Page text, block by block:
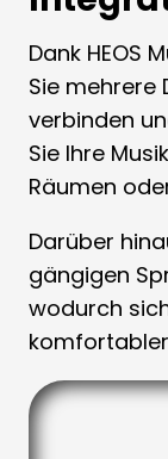
Dank HEOS
Sie mehrere
verbinden
Sie Ihre
Räumen
Darüber
gängigen
wodurch